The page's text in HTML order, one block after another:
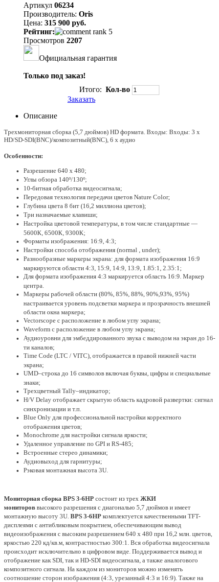
Артикул 06234
Производитель: Oris
Цена: 315 900 руб.
Рейтинг:
Просмотров 2207
Официальная гарантия
Только под заказ!
Итого: Кол-во
Заказать
Описание
Трехмониторная сборка (5,7 дюймов) HD формата. Входы: Входы: 3 х
HD/SD-SDI(BNC)/композитный(BNC), 6 x аудио
Особенности:
Разрешение 640 x 480;
Углы обзора 140º/130º;
10-битная обработка видеосигнала;
Передовая технология передачи цветов Nature Color;
Глубина цвета 8 бит (16,2 миллиона цветов);
Три назначаемые клавиши;
Настройка цветовой температуры, в том числе стандартные —
5600К, 6500К, 9300К;
Форматы изображения: 16:9, 4:3;
Настройки способа отображения (normal , under);
Разнообразные маркеры экрана: для формата изображения 16:9
маркируются области 4:3, 15:9, 14:9, 13:9, 1.85:1, 2.35:1;
Для формата изображения 4:3 маркируется область 16:9. Маркер
центра.
Маркеры рабочей области (80%, 85%, 88%, 90%,93%, 95%)
настраивается уровень подсветки маркера и прозрачность внешней
области окна маркера;
Vectorscope c расположение в любом углу экрана;
Waveform c расположение в любом углу экрана;
Аудиоуровни для эмбеддированного звука c выводом на экран до 16-
ти каналов;
Time Сode (LTC / VITC), отображается в правой нижней части
экрана;
UMD–строка до 16 символов включая буквы, цифры и специальные
знаки;
Трехцветный Tally–индикатор;
H/V Delay отображает скрытую область кадровой развертки: сигнал
синхронизации и т.п.
Blue Only для профессиональной настройки корректного
отображения цветов;
Monochrome для настройки сигнала яркости;
Удаленное управление по GPI и RS-485;
Встроенные стерео динамики;
Аудиовыход для гарнитуры;
Рэковая монтажная высота 3U.
Мониторная сборка BPS 3-6HP состоит из трех ЖКИ
мониторов высокого разрешения с диагональю 5,7 дюймов и имеет
монтажную высоту 3U. BPS 3-6HP комплектуется качественными TFT-
дисплеями с антибликовым покрытием, обеспечивающим вывод
видеоизображения с высоким разрешением 640 х 480 при 16,2 млн. цветов,
яркостью 220 кд/кв.м, контрастностью 300:1. Вся обработка видеосигнала
происходит исключительно в цифровом виде. Поддерживается вывод и
отображение как SDI, так и HD-SDI видеосигнала, а также аналогового
композитного сигнала. На каждом из мониторов можно изменять
соотношение сторон изображения (4:3, урезанный 4:3 и 16:9). Также на